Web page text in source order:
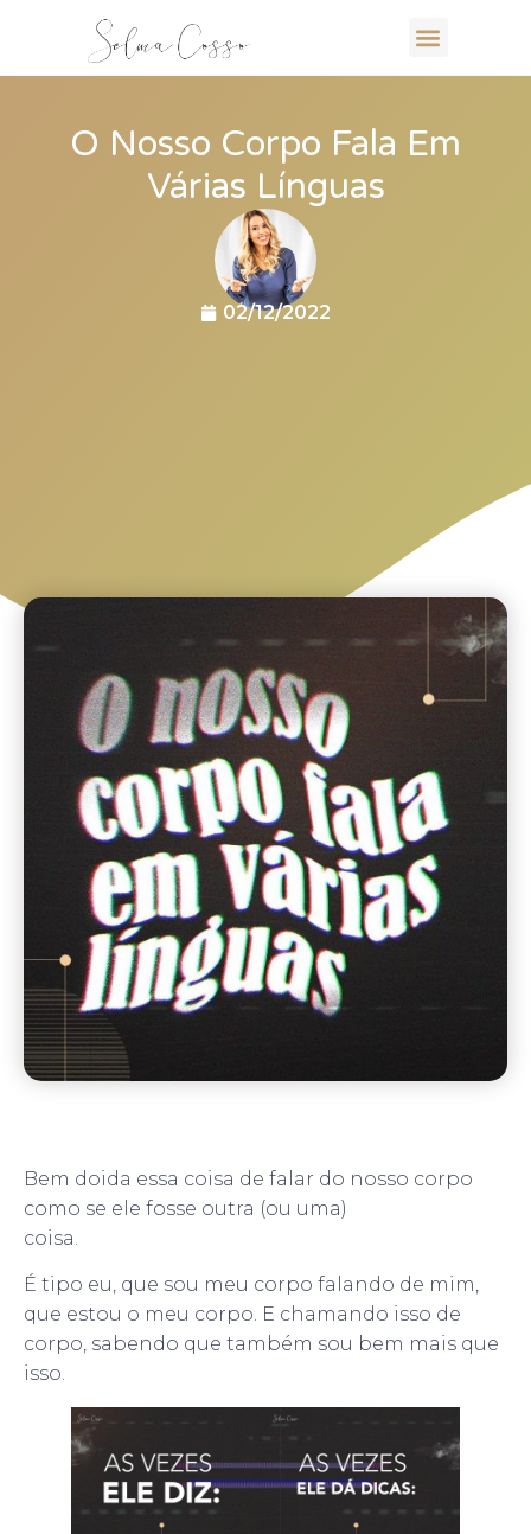
O Nosso Corpo Fala Em
Várias Línguas
02/12/2022
Bem doida essa coisa de falar do nosso corpo
como se ele fosse outra (ou uma)
coisa.
É tipo eu, que sou meu corpo falando de mim,
que estou o meu corpo. E chamando isso de
corpo, sabendo que também sou bem mais que
isso.